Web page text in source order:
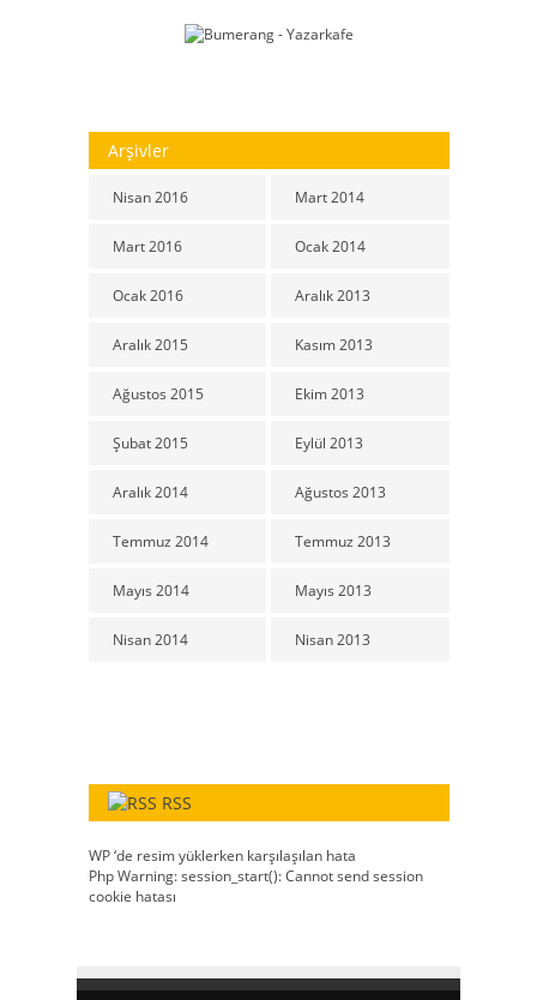
Arşivler
Nisan 2016
Mart 2016
Ocak 2016
Aralık 2015
Ağustos 2015
Şubat 2015
Aralık 2014
Temmuz 2014
Mayıs 2014
Nisan 2014
Mart 2014
Ocak 2014
Aralık 2013
Kasım 2013
Ekim 2013
Eylül 2013
Ağustos 2013
Temmuz 2013
Mayıs 2013
Nisan 2013
RSS
WP ‘de resim yüklerken karşılaşılan hata
Php Warning: session_start(): Cannot send session
cookie hatası